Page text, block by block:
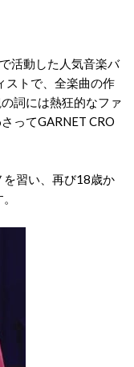
活動した人気音楽バ
ストで、全楽曲の作
詞には熱狂的なファ
ってGARNET CRO
習い、再び18歳か